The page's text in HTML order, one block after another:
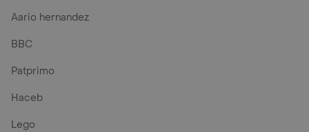
Aario hernandez
BBC
Patprimo
Haceb
Lego